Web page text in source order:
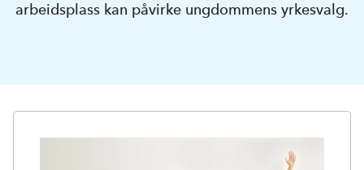
arbeidsplass kan påvirke ungdommens yrkesvalg.